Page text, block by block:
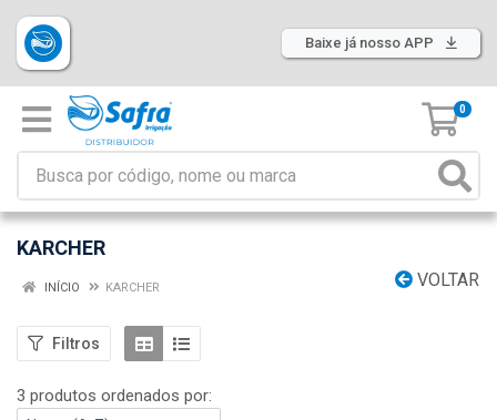
Baixe já nosso APP
0
KARCHER
VOLTAR
INÍCIO KARCHER
Filtros
3 produtos ordenados por: